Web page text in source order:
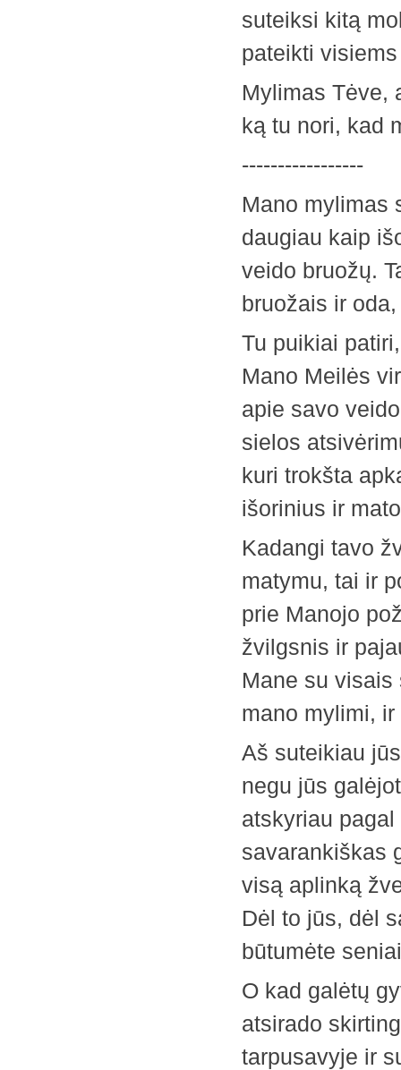
suteiksi kitą
pateikti
Mylimas Tėve,
ką tu nori,
-----------------
Mano mylimas
daugiau kaip
veido bruožų.
bruožais ir
Tu puikiai
Mano Meilės
apie savo
sielos
kuri trokšta
išorinius ir
Kadangi tavo
matymu, tai ir
prie Manojo
žvilgsnis ir
Mane su
mano mylimi,
Aš suteikiau
negu jūs
atskyriau
savarankiškas
visą aplinką
Dėl to jūs, dėl
būtumėte
O kad galėtų
atsirado
tarpusavyje ir